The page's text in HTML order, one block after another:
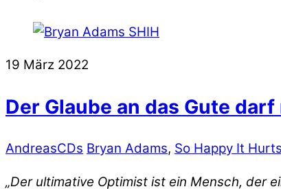
19 März 2022
Der Glaube an das Gute
AndreasCDs Bryan Adams, So Happy It Hurts
„Der ultimative Optimist ist ein Mensch, der